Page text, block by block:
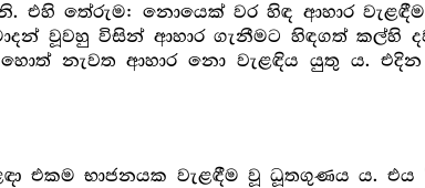
එහි තේරුම: නොයෙක් වර හිඳ ආහාර වැළඳීම
වූවහු විසින් ආහාර ගැනීමට හිඳගත් කල්හි
නැවත ආහාර නො වැළඳිය යුතු ය.
එකම භාජනයක වැළඳීම වූ ධූතගුණය ය. එය